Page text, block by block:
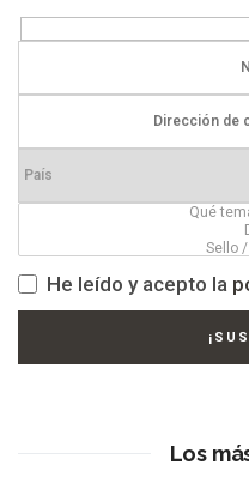
He leído y acepto la
Los